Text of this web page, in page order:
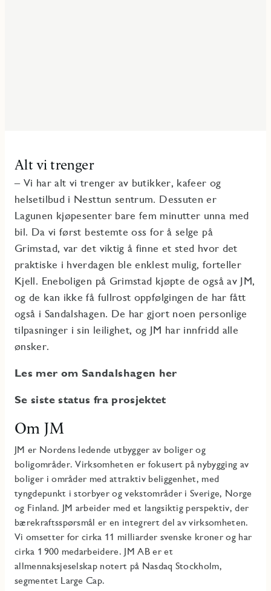
Alt vi trenger
– Vi har alt vi trenger av butikker, kafeer og
helsetilbud i Nesttun sentrum. Dessuten er
Lagunen kjøpesenter bare fem minutter unna med
bil. Da vi først bestemte oss for å selge på
Grimstad, var det viktig å finne et sted hvor det
praktiske i hverdagen ble enklest mulig, forteller
Kjell. Eneboligen på Grimstad kjøpte de også av JM,
og de kan ikke få fullrost oppfølgingen de har fått
også i Sandalshagen. De har gjort noen personlige
tilpasninger i sin leilighet, og JM har innfridd alle
ønsker.
Les mer om Sandalshagen her
Se siste status fra prosjektet
Om JM
JM er Nordens ledende utbygger av boliger og
boligområder. Virksomheten er fokusert på nybygging av
boliger i områder med attraktiv beliggenhet, med
tyngdepunkt i storbyer og vekstområder i Sverige, Norge
og Finland. JM arbeider med et langsiktig perspektiv, der
bærekraftsspørsmål er en integrert del av virksomheten.
Vi omsetter for cirka 11 milliarder svenske kroner og har
cirka 1 900 medarbeidere. JM AB er et
allmennaksjeselskap notert på Nasdaq Stockholm,
segmentet Large Cap.